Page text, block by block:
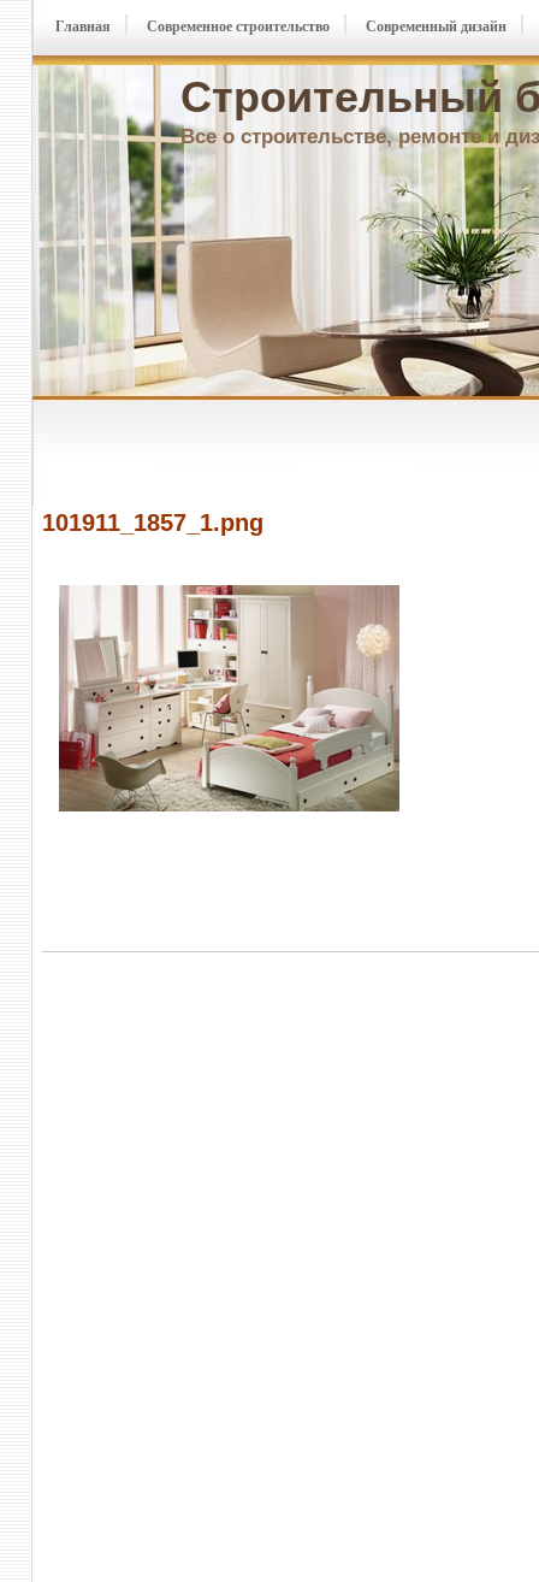
Строительный
Все о строительстве, ремонте и
Главная Современное строительство Современный дизайн
101911_1857_1.png